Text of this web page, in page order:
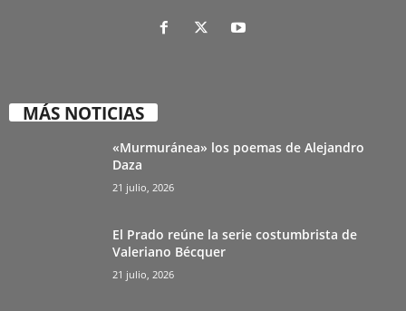
MÁS NOTICIAS
«Murmuránea» los poemas de Alejandro
Daza
21 julio, 2026
El Prado reúne la serie costumbrista de
Valeriano Bécquer
21 julio, 2026